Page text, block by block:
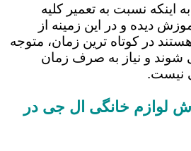
اینکه نسبت به تعمیر کلیه
دیده و در این زمینه از
هستند در کوتاه ترین زمان، متوجه
و نیاز به صرف زمان
نیست.
لوازم خانگی ال جی در